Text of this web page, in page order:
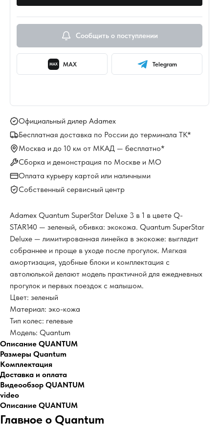
Сообщить о поступлении
MAX MAX Telegram
Официальный дилер Adamex
Бесплатная доставка по России до терминала ТК*
Москва и до 10 км от МКАД — бесплатно*
Сборка и демонстрация по Москве и МО
Оплата курьеру картой или наличными
Собственный сервисный центр
Adamex Quantum SuperStar Deluxe 3 в 1 в цвете Q-
STAR140 — зеленый, обивка: экокожа. Quantum SuperStar
Deluxe — лимитированная линейка в экокоже: выглядит
собраннее и проще в уходе после прогулок. Мягкая
амортизация, удобные блоки и комплектация с
автолюлькой делают модель практичной для ежедневных
прогулок и первых поездок с малышом.
Цвет: зеленый
Материал: эко-кожа
Тип колес: гелевые
Модель: Quantum
Описание QUANTUM
Размеры Quantum
Комплектация
Доставка и оплата
Видеообзор QUANTUM
video
Описание QUANTUM
Главное о Quantum